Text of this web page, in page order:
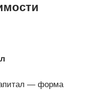
— форма